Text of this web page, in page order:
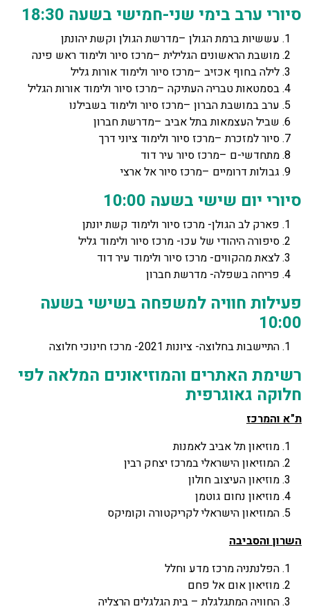
סיורי ערב בימי שני-חמישי בשעה 18:30
עששיות ברמת הגולן –מדרשת הגולן וקשת יהונתן
מושבת הראשונים הגלילית –מרכז סיור ולימוד ראש פינה
לילה בחוף אכזיב –מרכז סיור ולימוד אורות גליל
בסמטאות טבריה העתיקה –מרכז סיור ולימוד אורות הגליל
ערב במושבת הברון –מרכז סיור ולימוד בשבילנו
שביל העצמאות בתל אביב –מדרשת חברון
סיור למזכרת –מרכז סיור ולימוד ציוני דרך
מתחדשי-ם –מרכז סיור עיר דוד
גבולות דרומיים –מרכז סיור אל ארצי
סיורי יום שישי בשעה 10:00
פארק לב הגולן- מרכז סיור ולימוד קשת יונתן
סיפורה היהודי של עכו- מרכז סיור ולימוד גליל
לצאת מהקווים- מרכז סיור ולימוד עיר דוד
פריחה בשפלה- מדרשת חברון
פעילות חוויה למשפחה בשישי בשעה
10:00
התיישבות בחלוצה- ציונות 2021- מרכז חינוכי חלוצה
רשימת האתרים והמוזיאונים המלאה לפי
חלוקה גאוגרפית
ת"א והמרכז
מוזיאון תל אביב לאמנות
המוזיאון הישראלי במרכז יצחק רבין
מוזיאון העיצוב חולון
מוזיאון נחום גוטמן
המוזיאון הישראלי לקריקטורה וקומיקס
השרון והסביבה
הפלנתניה מרכז מדע וחלל
מוזיאון אום אל פחם
החוויה המתגלגלת – בית הגלגלים הרצליה